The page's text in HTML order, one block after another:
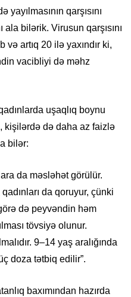
qarşısını
ala bilərik. Virusun qarşısını
və artıq 20 ilə yaxındır ki,
vacibliyi də məhz
uşaqlıq boynu
kişilərdə də daha az faizlə
bilər:
da məsləhət görülür.
da qoruyur, çünki
də peyvəndin həm
tövsiyə olunur.
9–14 yaş aralığında
doza tətbiq edilir”.
baxımından hazırda